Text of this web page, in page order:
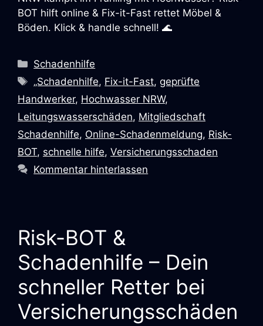
BOT hilft online & Fix-it-Fast rettet Möbel &
Böden. Klick & handle schnell! 🌊
Schadenhilfe
„Schadenhilfe, Fix-it-Fast,geprüfte
Handwerker, Hochwasser NRW,
Leitungswasserschäden, Mitgliedschaft
Schadenhilfe, Online-Schadenmeldung, Risk-
BOT, schnelle hilfe, Versicherungsschaden
Kommentar hinterlassen
Risk-BOT &
Schadenhilfe – Dein
schneller Retter bei
Versicherungsschäden